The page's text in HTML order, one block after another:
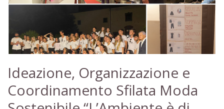
Ideazione, Organizzazione e
Coordinamento Sfilata Moda